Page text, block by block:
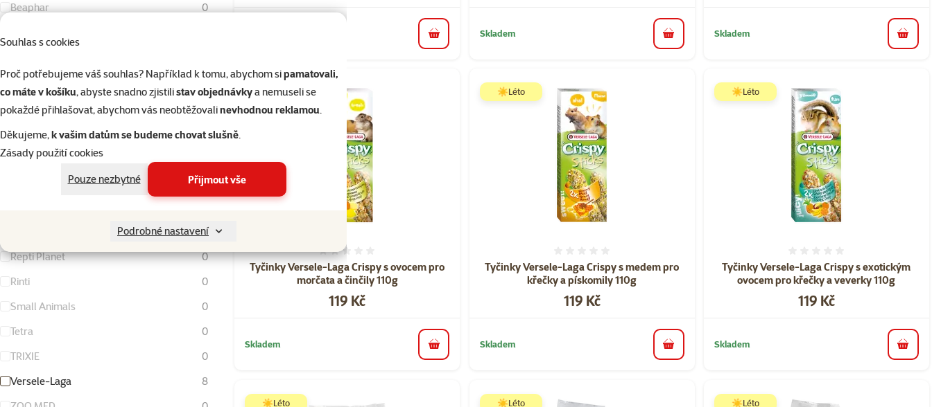
Souhlas s cookies
Proč potřebujeme váš souhlas? Například k tomu, abychom sipamatovali,
co máte v košíku, abyste snadno zjistilistav objednávkya nemuseli se
pokaždé přihlašovat, abychom vás neobtěžovalinevhodnou reklamou.
Děkujeme,k vašim datům se budeme chovat slušně.
Zásady použití cookies
Pouze nezbytné
Přijmout vše
Podrobné nastavení
Beaphar
0
Eheim
FURminator
0
Living World
0
Magic Cat
4
0
Repti Planet
0
Rinti
0
Small Animals
0
Tetra
0
TRIXIE
0
Versele-Laga
8
do košíku Skladem do košíku Skladem do
Tyčinky Versele-Laga Crispy s ovocem pro
morčata a činčily 110g
Hodnocení 0%
Cena
119 Kč
☀️Léto
Skladem do košíku
Tyčinky Versele-Laga Crispy s medem pro
křečky a pískomily 110g
Cena
119 Kč
☀️Léto
Skladem do košíku
Tyčinky Versele-Laga Crispy s exotickým
ovocem pro křečky a veverky 110g
Cena
119 Kč
☀️Léto
Skladem do
☀️Léto ☀️Léto ☀️Léto